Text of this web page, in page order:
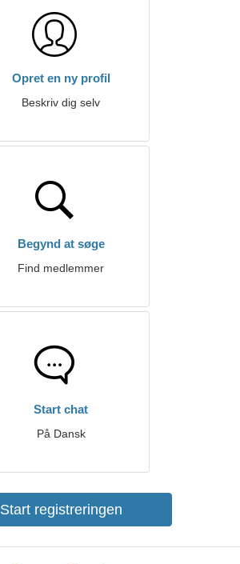
Opret en ny profil
Beskriv dig selv
Begynd at søge
Find medlemmer
Start chat
På Dansk
Start registreringen